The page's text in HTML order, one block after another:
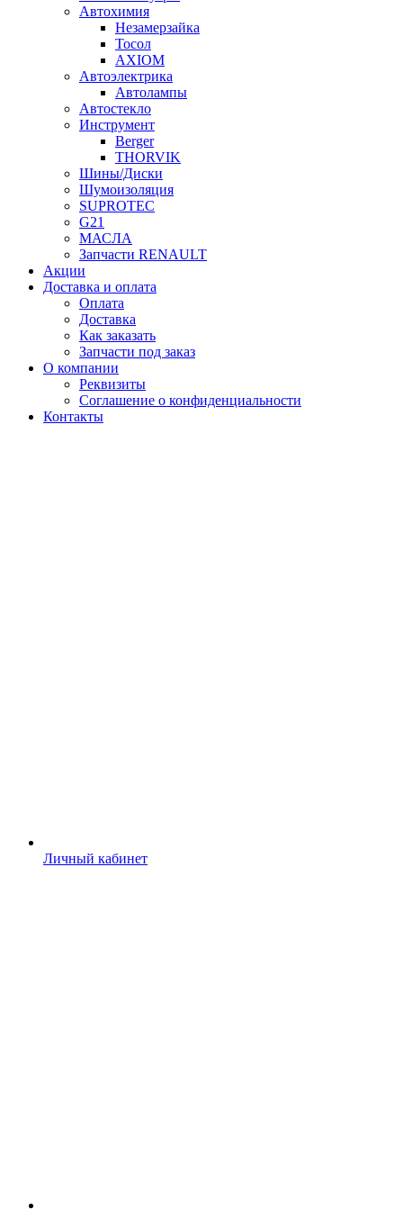
Автохимия
Незамерзайка
Тосол
AXIOM
Автоэлектрика
Автолампы
Автостекло
Инструмент
Berger
THORVIK
Шины/Диски
Шумоизоляция
SUPROTEC
G21
МАСЛА
Запчасти RENAULT
Акции
Доставка и оплата
Оплата
Доставка
Как заказать
Запчасти под заказ
О компании
Реквизиты
Соглашение о конфиденциальности
Контакты
Личный кабинет